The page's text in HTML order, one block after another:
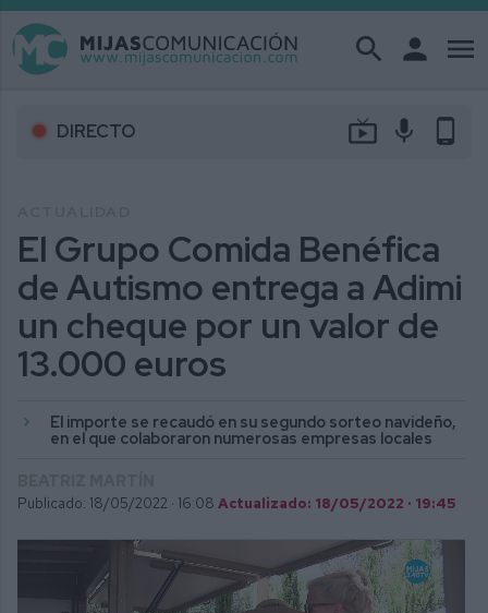
search person menu
DIRECTO live_tv mic phone_android
El Grupo Comida Benéfica
de Autismo entrega a Adimi
un cheque por un valor de
13.000 euros
El importe se recaudó en su segundo sorteo navideño,
en el que colaboraron numerosas empresas locales
Publicado: 18/05/2022 · 16:08 Actualizado: 18/05/2022 · 19:45